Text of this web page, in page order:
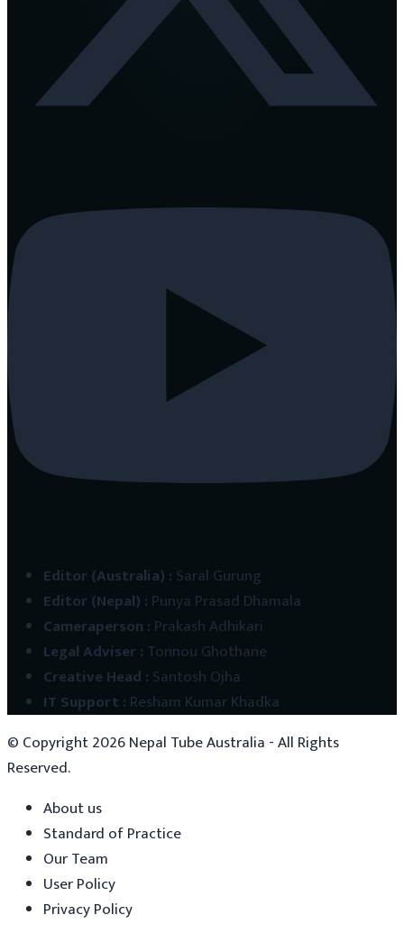
Editor (Australia) : Saral Gurung
Editor (Nepal) : Punya Prasad Dhamala
Cameraperson : Prakash Adhikari
Legal Adviser: Tonnou Ghothane
Creative Head : Santosh Ojha
IT Support : Resham Kumar Khadka
© Copyright2026Nepal Tube Australia - All Rights
Reserved.
About us
Standard of Practice
Our Team
User Policy
Privacy Policy